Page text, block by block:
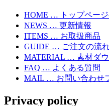
HOME … トップペー
NEWS … 更新情報
ITEMS … お取扱商品
GUIDE … ご注文の流
MATERIAL … 素材ダ
FAQ … よくある質問
MAIL … お問い合わせ
Privacy policy